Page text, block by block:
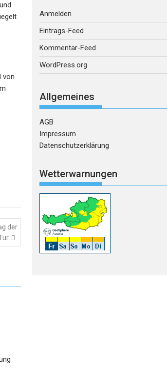
von
der
Anmelden
Eintrags-Feed
Kommentar-Feed
WordPress.org
Allgemeines
AGB
Impressum
Datenschutzerklärung
Wetterwarnungen